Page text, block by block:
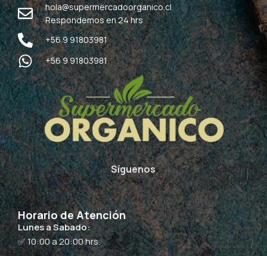
hola@supermercadoorganico.cl
Respondemos en 24 hrs
+56 9 91803981
+56 9 91803981
Síguenos
Horario de Atención
Lunes a Sabado:
✅ 10:00 a 20:00 hrs.